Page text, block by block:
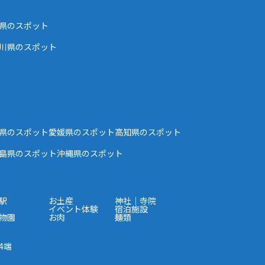
のスポット
県のスポット
のスポット愛媛県のスポット高知県のスポット
県のスポット沖縄県のスポット
お土産 神社｜寺院
イベント体験 宿泊施設
園 お肉 麺類
端